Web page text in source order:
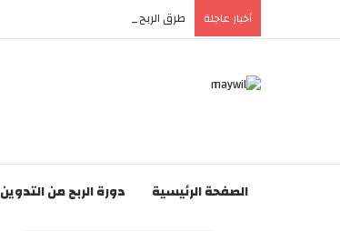
أخبار عاجلة طرق الربح من تيك توك 2026: دليلك الشامل لتحقيق دخل حقيقي
الصفحة الرئيسية دورة الربح من التدوين